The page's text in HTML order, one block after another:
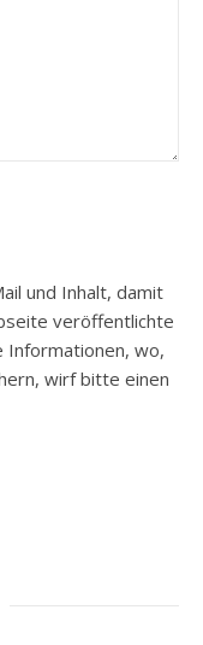
und Inhalt, damit
veröffentlichte
Informationen, wo,
wirf bitte einen